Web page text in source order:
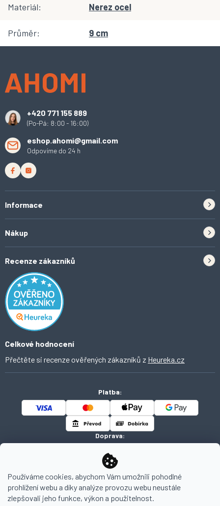
Používáme cookies, abychom Vám umožnili pohodlné
prohlížení webu a díky analýze provozu webu neustále
zlepšovali jeho funkce, výkon a použitelnost.
Materiál: Nerez ocel
Průměr: 9 cm
+420 771 155 889
(Po-Pá: 8:00 - 16:00)
eshop.ahomi@gmail.com
Odpovíme do 24 h
Informace
Tipy do kuchyně
Inspirace a trendy
Domácí vychytávky
O Ahomi
Nákup
Odstoupení od smlouvy
Obchodní podmínky
Ochrana osobních údajů
Recenze zákazníků
Celkové hodnocení
Přečtěte si recenze ověřených zákazníků z Heureka.cz
Platba:
Doprava:
Copyright 2026AHOMI. Všechna práva vyhrazena.